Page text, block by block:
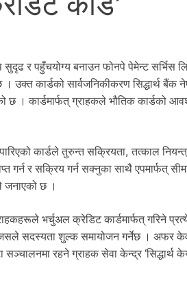
सुदृढ र पहुँचयोग्य बनाउन फोनपे पेमेन्ट सर्भिस
। उक्त कार्डको सार्वजनिकीकरण सिद्धार्थ बैंक
। कार्डमार्फत् ग्राहकले भौतिक कार्डको
कार्डले तुरुन्त सक्रियता, तत्काल
गर्न र सक्रिय गर्न सक्नुका साथै एपमार्फत्
जनाएको छ ।
भर्चुअल क्रेडिट कार्डमार्फत् गरिने
सदस्यता शुल्क समायोजन गर्नेछ । अफर
रहने ग्राहक सेवा केन्द्र ‘सिद्धार्थ